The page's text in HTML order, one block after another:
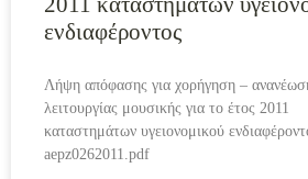
ενδιαφέροντος
Λήψη απόφασης για χορήγηση –
λειτουργίας μουσικής για το έτος 2011
καταστημάτων υγειονομικού
aepz0262011.pdf